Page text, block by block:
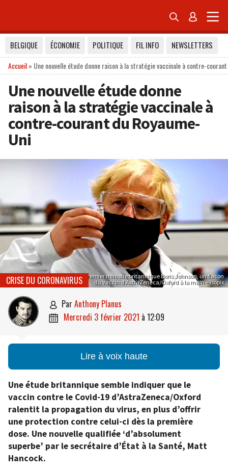
 
BELGIQUE ÉCONOMIE POLITIQUE FIL INFO
NEWSLETTERS
Accueil» Une nouvelle étude donne raison à la stratégie vaccinale à contre-
Une nouvelle étude donne
raison à la stratégie vaccinale à
contre-courant du Royaume-
Uni
Le Premier ministre britannique Boris Johnson, un flacon
du vaccin d’AstraZeneca/Oxford à la main – Isopix
CRISE DU CORONAVIRUS
 par Anthony Planus
 mercredi 3 février 2021 à 12:09
Lire à voix haute
Une étude britannique semble indiquer que le
vaccin contre le Covid-19 d’AstraZeneca/Oxford
ralentit la propagation du virus, en plus d’offrir
une protection contre celui-ci dès la première
dose. Une nouvelle qualifiée ‘d’absolument
superbe’ par le secrétaire d’État à la Santé, Matt
Hancock.